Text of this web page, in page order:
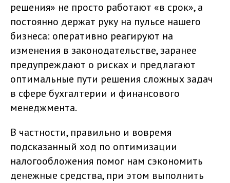
решения» не просто работают «в срок», а
постоянно держат руку на пульсе нашего
бизнеса: оперативно реагируют на
изменения в законодательстве, заранее
предупреждают о рисках и предлагают
оптимальные пути решения сложных задач
в сфере бухгалтерии и финансового
менеджмента.
В частности, правильно и вовремя
подсказанный ход по оптимизации
налогообложения помог нам сэкономить
денежные средства, при этом выполнить